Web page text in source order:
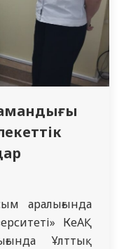
аралығында
КеАҚ
Ұлттық